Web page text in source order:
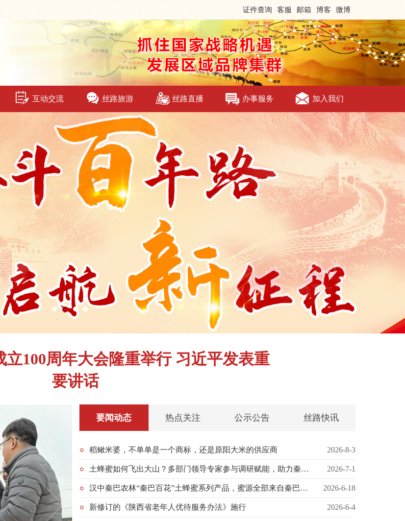
微博
博客
邮箱
客服
证件查询
互动交流 丝路旅游 丝路直播 办事服务 加入我们
立100周年大会隆重举行 习近平发表重
要讲话
要闻动态 热点关注 公示公告 丝路快讯
稻鳅米婆，不单单是一个商标，还是原阳大米的供应商 2026-8-3
土蜂蜜如何飞出大山？多部门领导专家参与调研赋能，助力秦巴农林农产 2026-7-1
汉中秦巴农林“秦巴百花”土蜂蜜系列产品，蜜源全部来自秦巴山区中蜂 2026-6-18
新修订的《陕西省老年人优待服务办法》施行 2026-6-4